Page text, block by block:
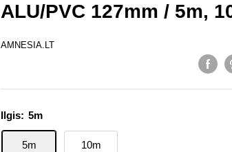
ALU/PVC 127mm / 5m,
AMNESIA.LT
Ilgis: 5m
5m
10m